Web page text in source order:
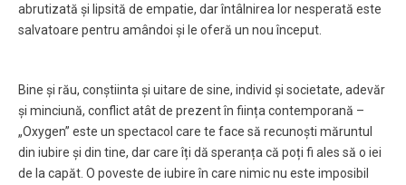
abrutizată și lipsită de empatie, dar întâlnirea lor nesperată este
salvatoare pentru amândoi și le oferă un nou început.
Bine și rău, conștiinta și uitare de sine, individ și societate, adevăr
și minciună, conflict atât de prezent în ființa contemporană –
„Oxygen” este un spectacol care te face să recunoști măruntul
din iubire și din tine, dar care îți dă speranța că poți fi ales să o iei
de la capăt. O poveste de iubire în care nimic nu este imposibil